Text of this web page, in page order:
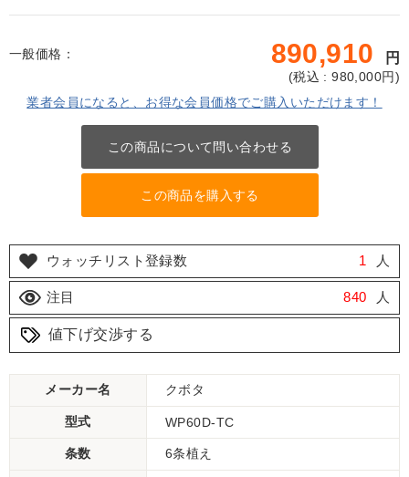
一般価格： 890,910 円
(税込 : 980,000円)
業者会員になると、お得な会員価格でご購入いただけます！
この商品について問い合わせる
この商品を購入する
ウォッチリスト登録数 1 人
注目 840 人
値下げ交渉する
メーカー名 クボタ
型式 WP60D-TC
条数 6条植え